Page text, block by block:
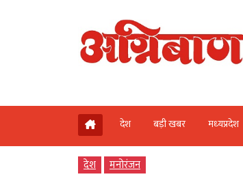
देश बड़ी खबर मध्‍यप्रदेश
देश मनोरंजन